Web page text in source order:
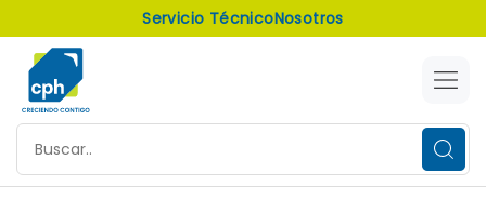
Servicio TécnicoNosotros